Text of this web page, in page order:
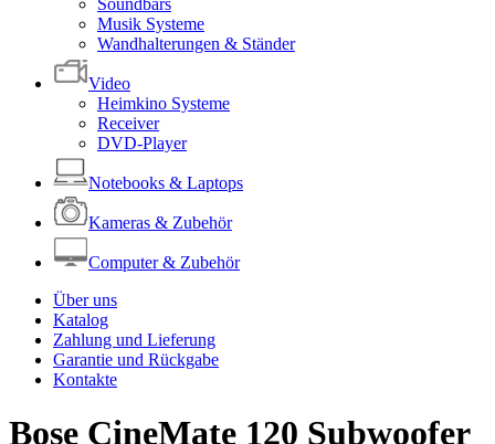
Soundbars
Musik Systeme
Wandhalterungen & Ständer
Video
Heimkino Systeme
Receiver
DVD-Player
Notebooks & Laptops
Kameras & Zubehör
Computer & Zubehör
Über uns
Katalog
Zahlung und Lieferung
Garantie und Rückgabe
Kontakte
Bose CineMate 120 Subwoofer